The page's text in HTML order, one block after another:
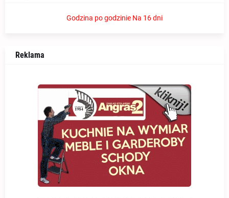
Godzina po godzinie Na 16 dni
Reklama